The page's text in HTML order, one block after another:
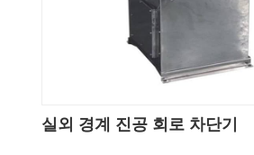
실외 경계 진공 회로 차단기